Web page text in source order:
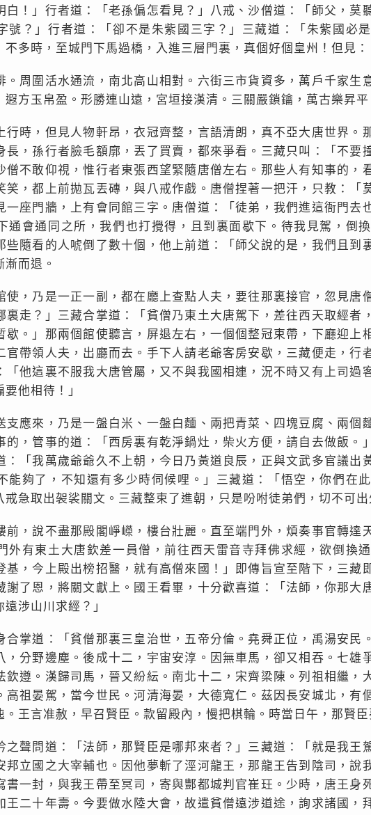
白！」行者道：「老孫偏怎看見？」八戒、沙僧道：「師父，莫
號？」行者道：「卻不是朱紫國三字？」三藏道：「朱紫國必
多時，至城門下馬過橋，入進三層門裏，真個好個皇州！但見：
。周圍活水通流，南北高山相對。六街三市貨資多，萬戶千家生
遐方玉帛盈。形勝連山遠，宮垣接漢清。三關嚴鎖鑰，萬古樂昇平
行時，但見人物軒昂，衣冠齊整，言語清朗，真不亞大唐世界。
長，孫行者臉毛額廓，丟了買賣，都來爭看。三藏只叫：「不要
僧不敢仰視，惟行者東張西望緊隨唐僧左右。那些人有知事的，
笑，都上前拋瓦丟磚，與八戒作戲。唐僧捏著一把汗，只教：「
一座門牆，上有會同館三字。唐僧道：「徒弟，我們進這衙門去
通會通同之所，我們也打攪得，且到裏面歇下。待我見駕，倒
些隨看的人唬倒了數十個，他上前道：「師父說的是，我們且到
而退。
使，乃是一正一副，都在廳上查點人夫，要往那裏接官，忽見唐
裏走？」三藏合掌道：「貧僧乃東土大唐駕下，差往西天取經者
歇。」那兩個館使聽言，屏退左右，一個個整冠束帶，下廳迎上
官帶領人夫，出廳而去。手下人請老爺客房安歇，三藏便走，行
「他這裏不服我大唐管屬，又不與我國相連，況不時又有上司過
他相待！」
支應來，乃是一盤白米、一盤白麵、兩把青菜、四塊豆腐、兩個
的，管事的道：「西房裏有乾淨鍋灶，柴火方便，請自去做飯。
：「我萬歲爺爺久不上朝，今日乃黃道良辰，正與文武多官議出
能夠了，不知還有多少時伺候哩。」三藏道：「悟空，你們在
戒急取出袈裟關文。三藏整束了進朝，只是吩咐徒弟們，切不可出
前，說不盡那殿閣崢嶸，樓台壯麗。直至端門外，煩奏事官轉達
外有東土大唐欽差一員僧，前往西天雷音寺拜佛求經，欲倒換
基，今上殿出榜招醫，就有高僧來國！」即傳旨宣至階下，三藏
謝了恩，將關文獻上。國王看畢，十分歡喜道：「法師，你那大
涉山川求經？」
合掌道：「貧僧那裏三皇治世，五帝分倫。堯舜正位，禹湯安民
，分野邊塵。後成十二，宇宙安淳。因無車馬，卻又相吞。七雄
欽遵。漢歸司馬，晉又紛紜。南北十二，宋齊梁陳。列祖相繼，
高祖晏駕，當今世民。河清海晏，大德寬仁。茲因長安城北，有
王言准赦，早召賢臣。款留殿內，慢把棋輪。時當日午，那賢臣
之聲問道：「法師，那賢臣是哪邦來者？」三藏道：「就是我王
邦立國之大宰輔也。因他夢斬了涇河龍王，那龍王告到陰司，說
書一封，與我王帶至冥司，寄與酆都城判官崔玨。少時，唐王身
王二十年壽。今要做水陸大會，故遣貧僧遠涉道途，詢求諸國，